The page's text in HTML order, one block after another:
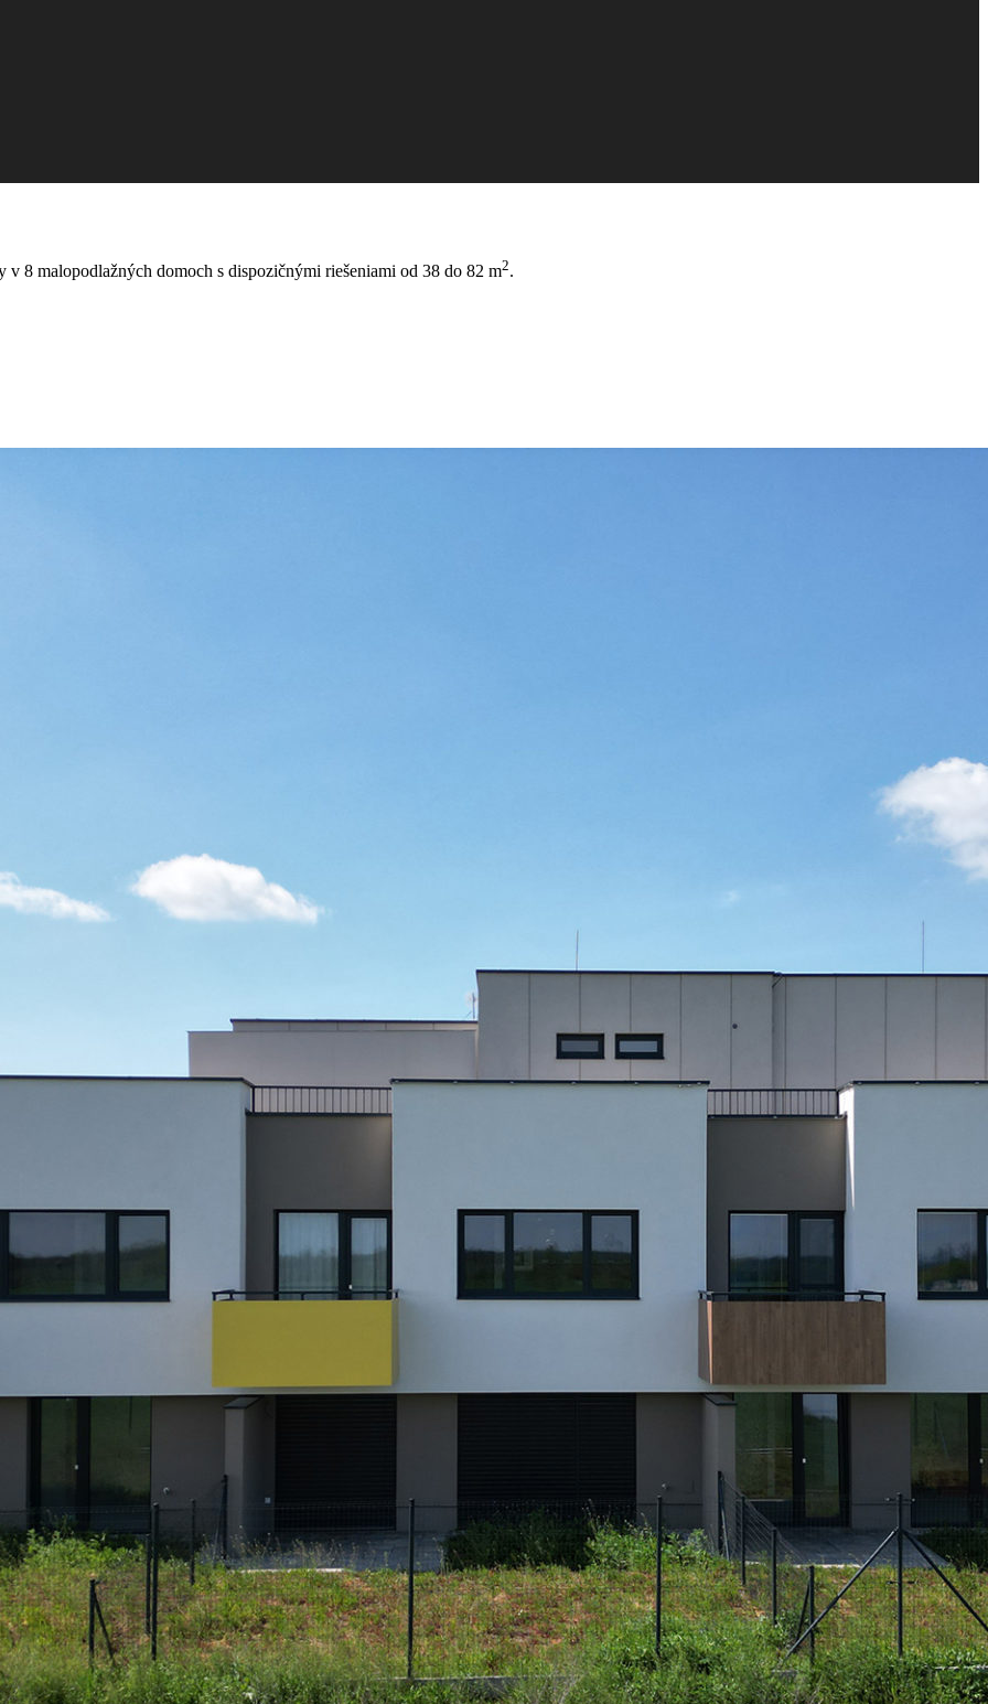
8 malopodlažných domoch s dispozičnými riešeniami od 38 do 82 m2.